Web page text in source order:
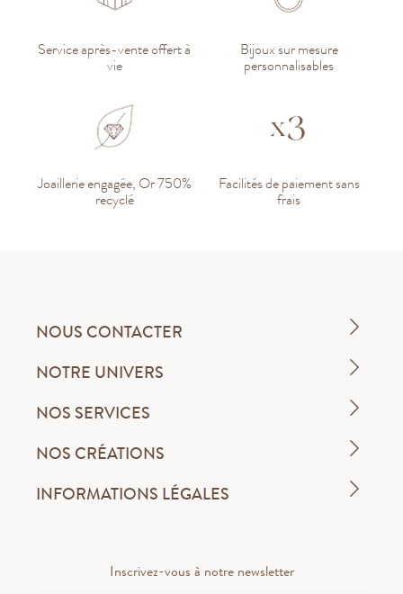
Service après-vente offert à
vie
Bijoux sur mesure
personnalisables
Joaillerie engagée, Or 750%
recyclé
Facilités de paiement sans
frais
NOUS CONTACTER
NOTRE UNIVERS
NOS SERVICES
NOS CRÉATIONS
INFORMATIONS LÉGALES
Inscrivez-vous à notre newsletter